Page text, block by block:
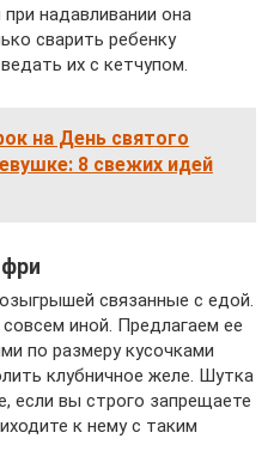
надавливании она
сварить ребенку
их с кетчупом.
на День святого
8 свежих идей
связанные с едой.
иной. Предлагаем ее
по размеру кусочками
клубничное желе. Шутка
если вы строго запрещаете
к нему с таким